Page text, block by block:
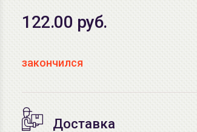
122.00 руб.
закончился
Доставка